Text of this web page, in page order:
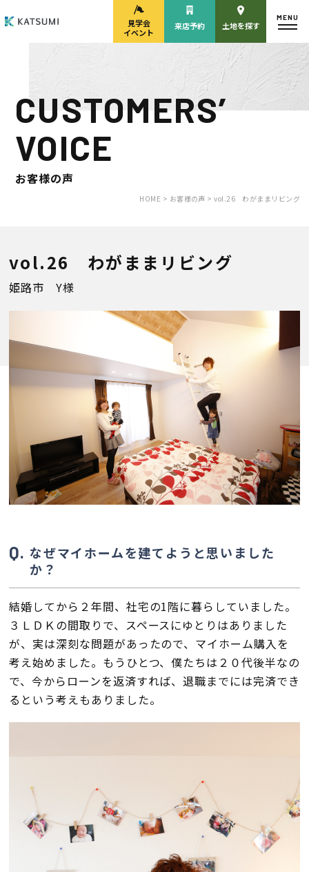
モデルハウス
来場予約
見学会・
イベント来場予約
カタログ請求
物件検索
分譲モデルハウス
手間ひまかけた家づくり
KATSUMIの標準仕様 和暮-なごみ-
断熱・気密性能と快適性
長期優良住宅
ZEH
施工実績
イベント・見学会
見学会
イベント
来店予約 土地を探す
MENU
CUSTOMERS’
VOICE
お客様の声
HOME > お客様の声 >vol.26 わがままリビング
vol.26 わがままリビング
姫路市 Y様
なぜマイホームを建てようと思いました
か？
結婚してから２年間、社宅の1階に暮らしていました。
３ＬＤＫの間取りで、スペースにゆとりはありました
が、実は深刻な問題があったので、マイホーム購入を
考え始めました。もうひとつ、僕たちは２０代後半なの
で、今からローンを返済すれば、退職までには完済でき
るという考えもありました。